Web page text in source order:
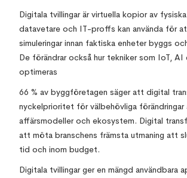
Digitala tvillingar är virtuella kopior av
datavetare och IT-proffs kan använda för
simuleringar innan faktiska enheter byggs
De förändrar också hur tekniker som IoT, AI
optimeras
66 % av byggföretagen säger att digital
nyckelprioritet för välbehövliga förändringar
affärsmodeller och ekosystem. Digital
att möta branschens främsta utmaning att
tid och inom budget.
Digitala tvillingar ger en mängd användbara